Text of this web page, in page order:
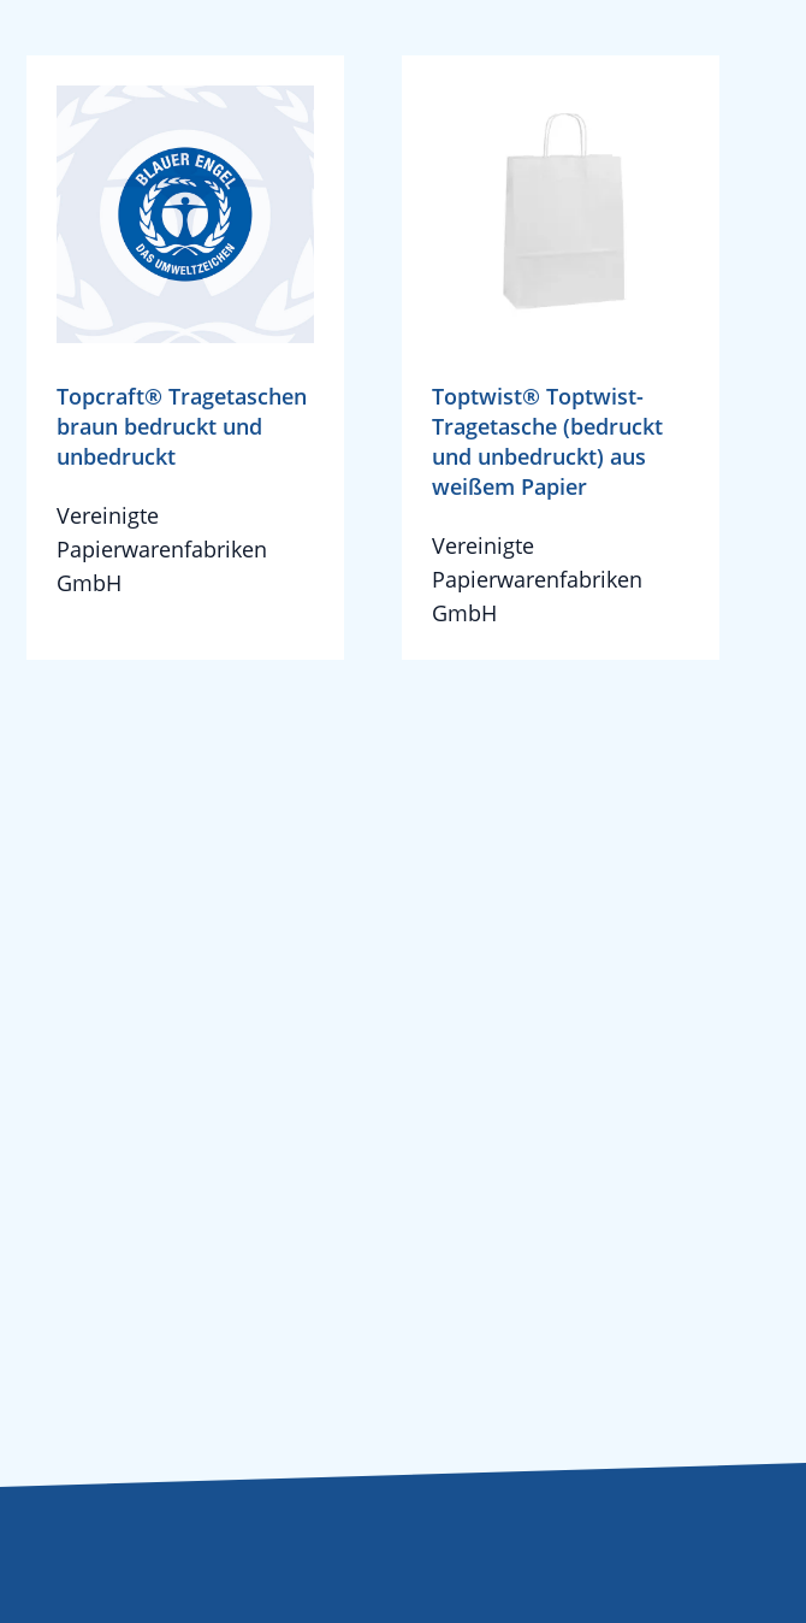
Topcraft® Tragetaschen
braun bedruckt und
unbedruckt
Vereinigte
Papierwarenfabriken
GmbH
Toptwist® Toptwist-
Tragetasche (bedruckt
und unbedruckt) aus
weißem Papier
Vereinigte
Papierwarenfabriken
GmbH